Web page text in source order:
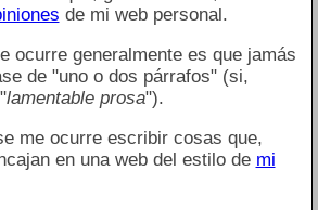
de mi web personal.
ocurre generalmente es que jamás
de "uno o dos párrafos" (si,
lamentable prosa").
me ocurre escribir cosas que,
en una web del estilo de mi